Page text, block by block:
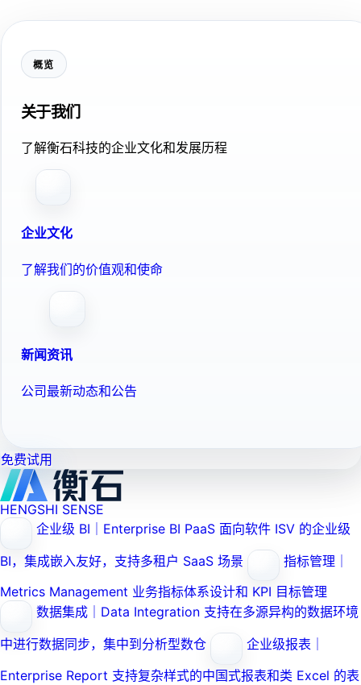
概览
关于我们
了解衡石科技的企业文化和发展历程
企业文化
了解我们的价值观和使命
新闻资讯
公司最新动态和公告
免费试用
HENGSHI SENSE
企业级 BI｜Enterprise BI PaaS 面向软件 ISV 的企业级
BI，集成嵌入友好，支持多租户 SaaS 场景
指标管理｜
Metrics Management 业务指标体系设计和 KPI 目标管理
数据集成｜Data Integration 支持在多源异构的数据环境
中进行数据同步，集中到分析型数仓
企业级报表｜
Enterprise Report 支持复杂样式的中国式报表和类 Excel 的表